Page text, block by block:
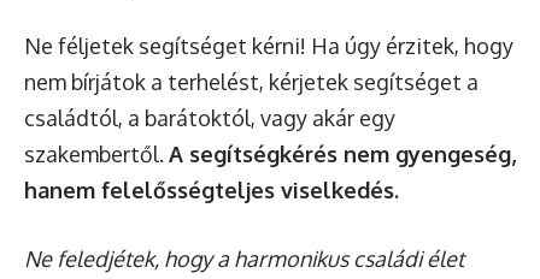
Ne féljetek segítséget kérni! Ha úgy érzitek, hogy
nem bírjátok a terhelést, kérjetek segítséget a
családtól, a barátoktól, vagy akár egy
szakembertől. A segítségkérés nem gyengeség,
hanem felelősségteljes viselkedés.
Ne feledjétek, hogy a harmonikus családi élet